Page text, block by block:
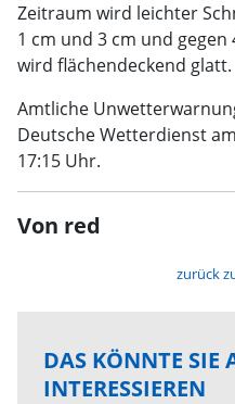
Zeitraum wird leichter
1 cm und 3 cm und gegen
wird flächendeckend glatt.
Amtliche
Deutsche Wetterdienst
17:15 Uhr.
Von red
zurück
DAS KÖNNTE SIE
INTERESSIEREN